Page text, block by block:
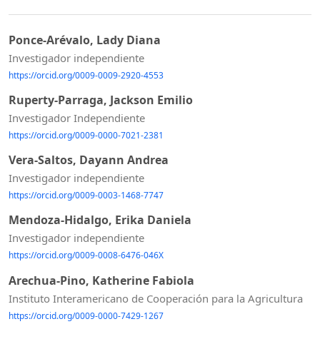
Ponce-Arévalo, Lady Diana
Investigador independiente
https://orcid.org/0009-0009-2920-4553
Ruperty-Parraga, Jackson Emilio
Investigador Independiente
https://orcid.org/0009-0000-7021-2381
Vera-Saltos, Dayann Andrea
Investigador independiente
https://orcid.org/0009-0003-1468-7747
Mendoza-Hidalgo, Erika Daniela
Investigador independiente
https://orcid.org/0009-0008-6476-046X
Arechua-Pino, Katherine Fabiola
Instituto Interamericano de Cooperación para la Agricultura
https://orcid.org/0009-0000-7429-1267